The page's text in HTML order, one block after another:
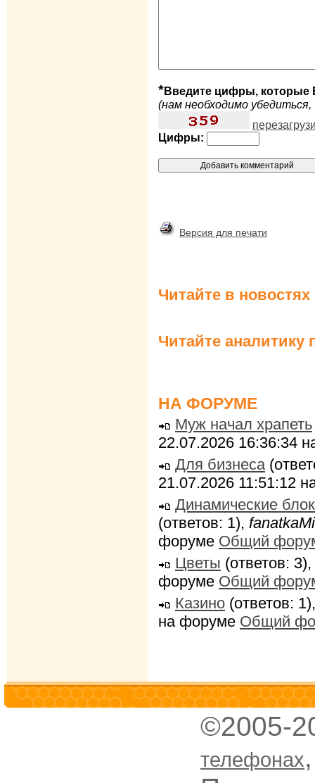
*Введите цифры, которые
(нам необходимо
Цифры:
Версия для печати
Читайте в
Читайте аналитику
НА ФОРУМЕ
Муж начал храпеть
22.07.2026 16:36:34
Для бизнеса
21.07.2026 11:51:12
Динамические
(ответов: 1),
форуме Общий
Цветы (ответов: 3),
форуме Общий
Казино (ответов:
на форуме Общий
©2005-
телефонах